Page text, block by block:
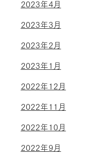
2023年4月
2023年3月
2023年2月
2023年1月
2022年12月
2022年11月
2022年10月
2022年9月